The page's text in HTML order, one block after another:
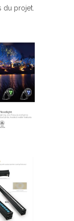
du projet.